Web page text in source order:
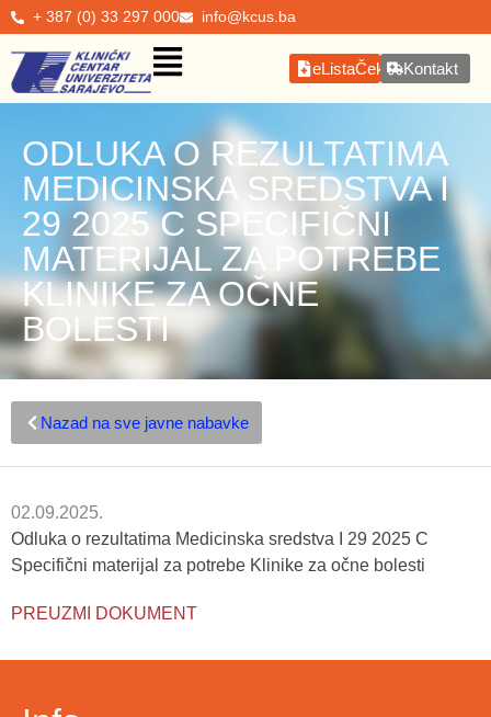
+ 387 (0) 33 297 000 info@kcus.ba
eListaČekanjaKontakt
ODLUKA O REZULTATIMA
MEDICINSKA SREDSTVA I
29 2025 C SPECIFIČNI
MATERIJAL ZA POTREBE
KLINIKE ZA OČNE
BOLESTI
Nazad na sve javne nabavke
02.09.2025.
Odluka o rezultatima Medicinska sredstva I 29 2025 C
Specifični materijal za potrebe Klinike za očne bolesti
PREUZMI DOKUMENT